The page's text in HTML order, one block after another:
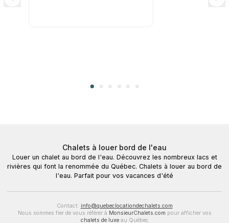
Chalets à louer bord de l'eau
Louer un chalet au bord de l'eau. Découvrez les nombreux lacs et
rivières qui font la renommée du Québec. Chalets à louer au bord de
l'eau. Parfait pour vos vacances d'été
Contact: info@quebeclocationdechalets.com
Nous sommes fier de vous référer à MonsieurChalets.com pour afficher vos
chalets de luxeau Québec